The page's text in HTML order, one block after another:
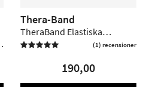
Thera-Band
TheraBand Elastiska
Träningsband med Handtag
 (1) recensioner
190,00